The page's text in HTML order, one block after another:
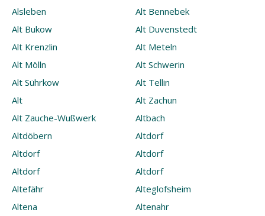
Alsleben
Alt Bennebek
Alt Bukow
Alt Duvenstedt
Alt Krenzlin
Alt Meteln
Alt Mölln
Alt Schwerin
Alt Sührkow
Alt Tellin
Alt
Alt Zachun
Alt Zauche-Wußwerk
Altbach
Altdöbern
Altdorf
Altdorf
Altdorf
Altdorf
Altdorf
Altefähr
Alteglofsheim
Altena
Altenahr